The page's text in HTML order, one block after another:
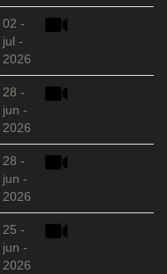
02 -
jul -
2026
28 -
jun -
2026
28 -
jun -
2026
25 -
jun -
2026